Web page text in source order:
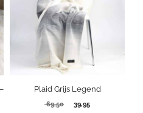
Plaid Grijs Legend
69,50
Oorspronkelijke
39,95Huidige